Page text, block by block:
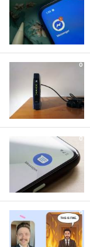
0
0
0